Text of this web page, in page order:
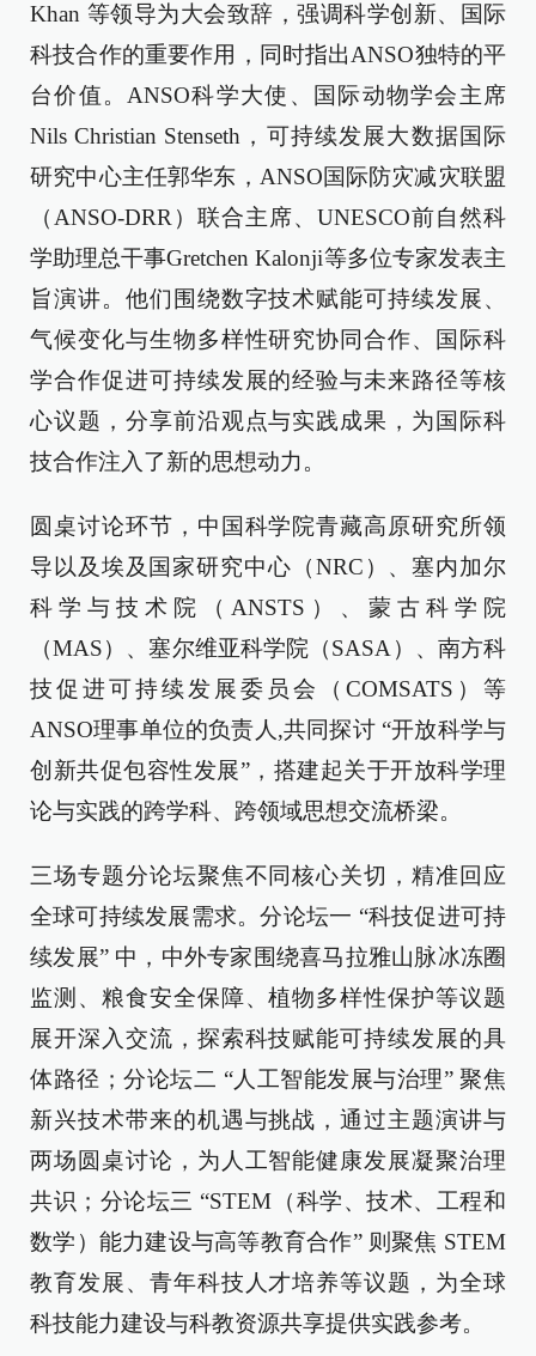
Khan 等领导为大会致辞，强调科学创新、国际
科技合作的重要作用，同时指出ANSO独特的平
台价值。ANSO科学大使、国际动物学会主席
Nils Christian Stenseth，可持续发展大数据国际
研究中心主任郭华东，ANSO国际防灾减灾联盟
（ANSO-DRR）联合主席、UNESCO前自然科
学助理总干事Gretchen Kalonji等多位专家发表主
旨演讲。他们围绕数字技术赋能可持续发展、
气候变化与生物多样性研究协同合作、国际科
学合作促进可持续发展的经验与未来路径等核
心议题，分享前沿观点与实践成果，为国际科
技合作注入了新的思想动力。
圆桌讨论环节，中国科学院青藏高原研究所领
导以及埃及国家研究中心（NRC）、塞内加尔
科学与技术院（ANSTS）、蒙古科学院
（MAS）、塞尔维亚科学院（SASA）、南方科
技促进可持续发展委员会（COMSATS）等
ANSO理事单位的负责人,共同探讨 “开放科学与
创新共促包容性发展”，搭建起关于开放科学理
论与实践的跨学科、跨领域思想交流桥梁。
三场专题分论坛聚焦不同核心关切，精准回应
全球可持续发展需求。分论坛一 “科技促进可持
续发展” 中，中外专家围绕喜马拉雅山脉冰冻圈
监测、粮食安全保障、植物多样性保护等议题
展开深入交流，探索科技赋能可持续发展的具
体路径；分论坛二 “人工智能发展与治理” 聚焦
新兴技术带来的机遇与挑战，通过主题演讲与
两场圆桌讨论，为人工智能健康发展凝聚治理
共识；分论坛三 “STEM（科学、技术、工程和
数学）能力建设与高等教育合作” 则聚焦 STEM
教育发展、青年科技人才培养等议题，为全球
科技能力建设与科教资源共享提供实践参考。